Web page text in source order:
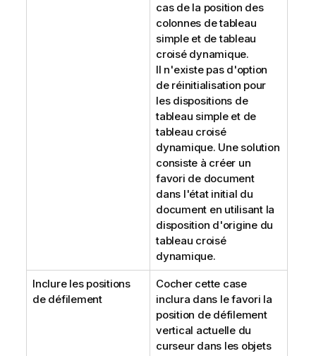
cas de la position des
colonnes de tableau
simple et de tableau
croisé dynamique.
Il n'existe pas d'option
de réinitialisation pour
les dispositions de
tableau simple et de
tableau croisé
dynamique. Une solution
consiste à créer un
favori de document
dans l'état initial du
document en utilisant la
disposition d'origine du
tableau croisé
dynamique.
Inclure les positions
de défilement
Cocher cette case
inclura dans le favori la
position de défilement
vertical actuelle du
curseur dans les objets